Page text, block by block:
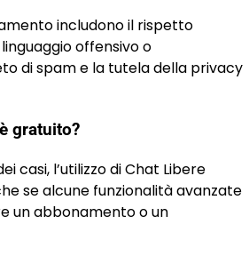
includono il rispetto
offensivo o
di spam e la tutela della privacy
gratuito?
casi, l’utilizzo di Chat Libere
se alcune funzionalità avanzate
un abbonamento o un